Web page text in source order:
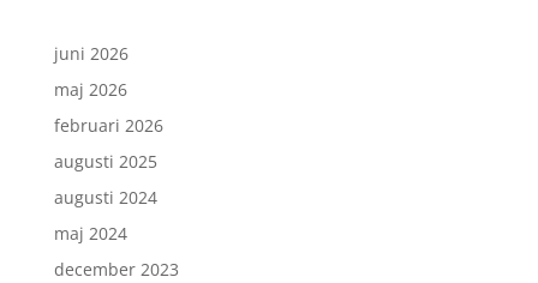
juni 2026
maj 2026
februari 2026
augusti 2025
augusti 2024
maj 2024
december 2023